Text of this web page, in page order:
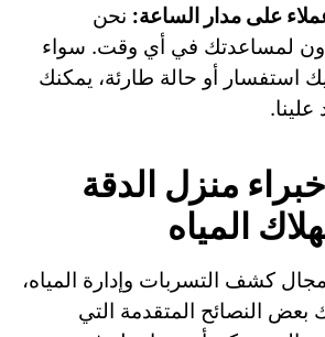
على مدار الساعة: نحن
لمساعدتك في أي وقت. سواء
استفسار أو حالة طارئة، يمكنك
علينا.
منزل الدقة
المياه
كشف التسربات وإدارة المياه،
بعض النصائح المتقدمة التي